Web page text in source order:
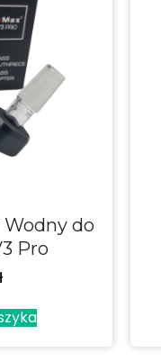
do
Pro